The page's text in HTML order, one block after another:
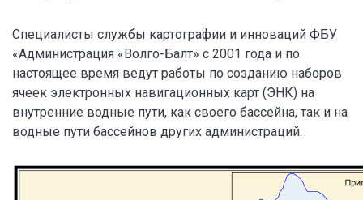
Специалисты службы картографии и инноваций ФБУ
«Администрация «Волго-Балт» с 2001 года и по
настоящее время ведут работы по созданию наборов
ячеек электронных навигационных карт (ЭНК) на
внутренние водные пути, как своего бассейна, так и на
водные пути бассейнов других администраций.